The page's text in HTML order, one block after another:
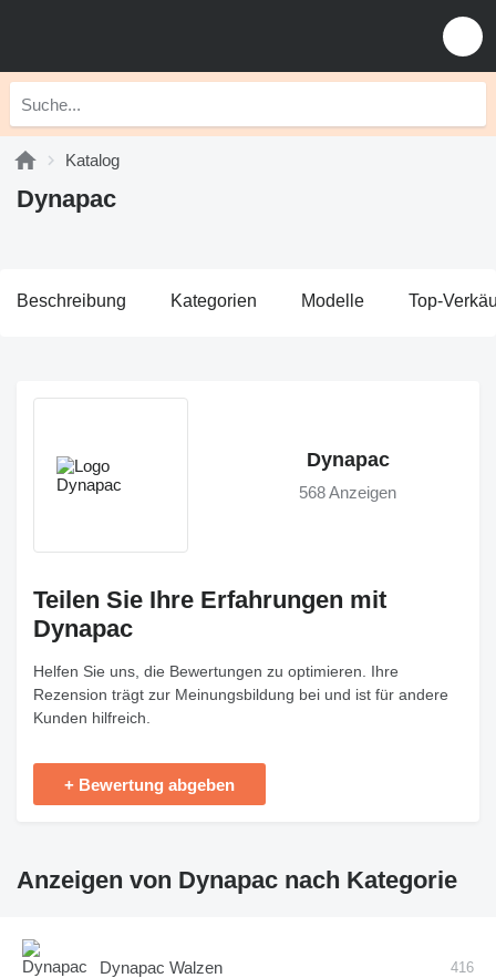
Katalog
Dynapac
Beschreibung Kategorien Modelle Top-
Dynapac
568 Anzeigen
Teilen Sie Ihre Erfahrungen mit
Dynapac
Helfen Sie uns, die Bewertungen zu optimieren. Ihre
Rezension trägt zur Meinungsbildung bei und ist für andere
Kunden hilfreich.
+ Bewertung abgeben
Anzeigen von Dynapac nach Kategorie
Dynapac Walzen 416